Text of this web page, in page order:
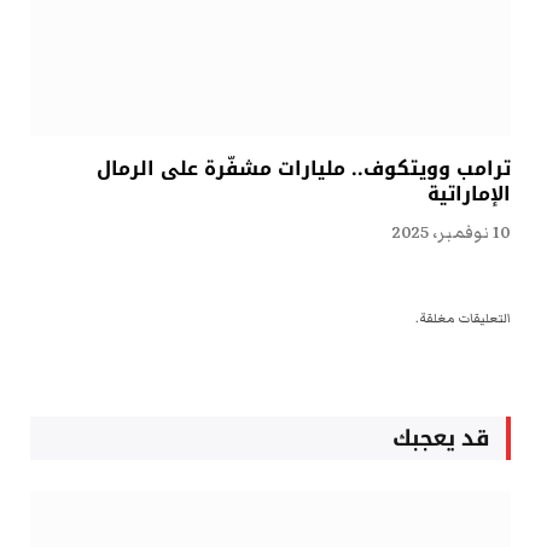
ترامب وويتكوف.. مليارات مشفّرة على الرمال
الإماراتية
10 نوفمبر، 2025
التعليقات مغلقة.
قد يعجبك